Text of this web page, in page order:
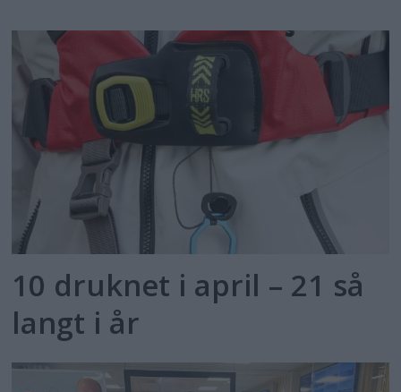
10 druknet i april – 21 så
langt i år